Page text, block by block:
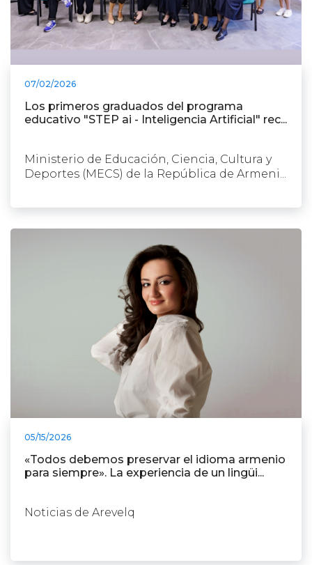
07/02/2026
Los primeros graduados del programa
educativo "STEP ai - Inteligencia Artificial" rec...
Ministerio de Educación, Ciencia, Cultura y
Deportes (MECS) de la República de Armeni...
05/15/2026
«Todos debemos preservar el idioma armenio
para siempre». La experiencia de un lingüi...
Noticias de Arevelq